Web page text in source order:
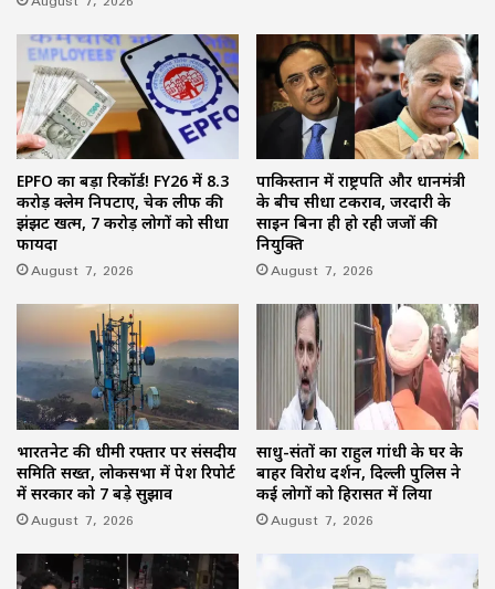
EPFO का बड़ा रिकॉर्ड! FY26 में 8.3
करोड़ क्लेम निपटाए, चेक लीफ की
झंझट खत्म, 7 करोड़ लोगों को सीधा
फायदा
August 7, 2026
पाकिस्तान में राष्ट्रपति और प्रधानमंत्री
के बीच सीधा टकराव, जरदारी के
साइन बिना ही हो रही जजों की
नियुक्ति
August 7, 2026
भारतनेट की धीमी रफ्तार पर संसदीय
समिति सख्त, लोकसभा में पेश रिपोर्ट
में सरकार को 7 बड़े सुझाव
August 7, 2026
साधु-संतों का राहुल गांधी के घर के
बाहर विरोध प्रदर्शन, दिल्ली पुलिस ने
कई लोगों को हिरासत में लिया
August 7, 2026